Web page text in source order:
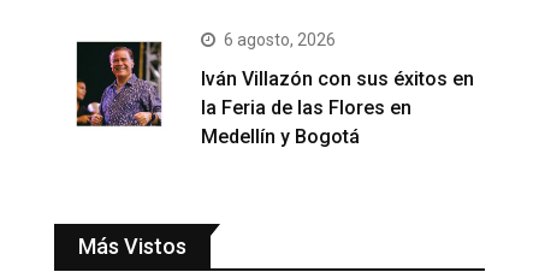
6 agosto, 2026
Iván Villazón con sus éxitos en
la Feria de las Flores en
Medellín y Bogotá
Más Vistos